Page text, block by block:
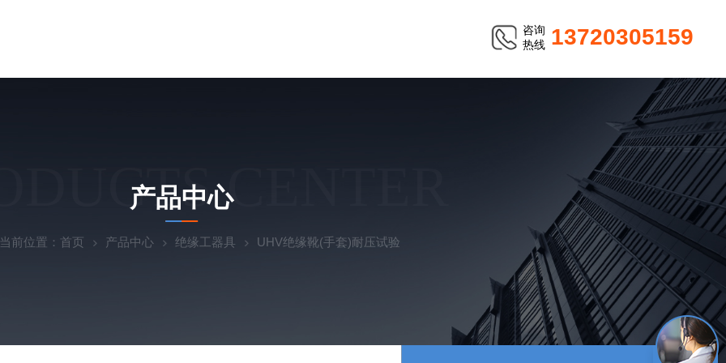
咨询
热线 13720305159
CENTER
产品中心
当前位置： 首页 产品中心 绝缘工器具 UHV绝缘靴(手套)耐压试验